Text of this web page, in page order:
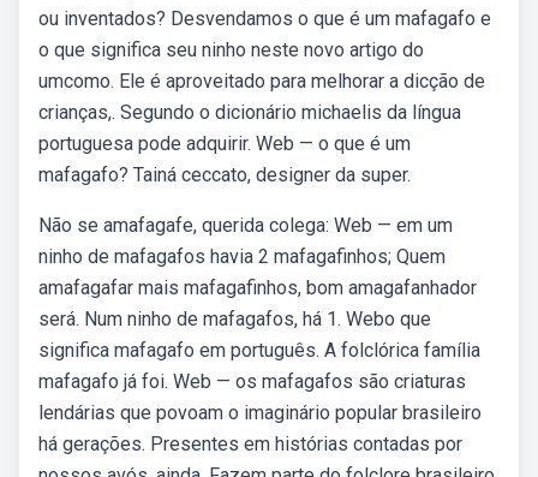
ou inventados? Desvendamos o que é um mafagafo e
o que significa seu ninho neste novo artigo do
umcomo. Ele é aproveitado para melhorar a dicção de
crianças,. Segundo o dicionário michaelis da língua
portuguesa pode adquirir. Web — o que é um
mafagafo? Tainá ceccato, designer da super.
Não se amafagafe, querida colega: Web — em um
ninho de mafagafos havia 2 mafagafinhos; Quem
amafagafar mais mafagafinhos, bom amagafanhador
será. Num ninho de mafagafos, há 1. Webo que
significa mafagafo em português. A folclórica família
mafagafo já foi. Web — os mafagafos são criaturas
lendárias que povoam o imaginário popular brasileiro
há gerações. Presentes em histórias contadas por